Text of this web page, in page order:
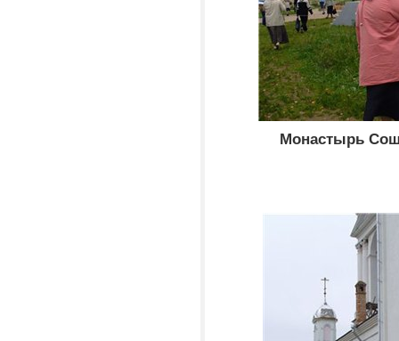
Монастырь